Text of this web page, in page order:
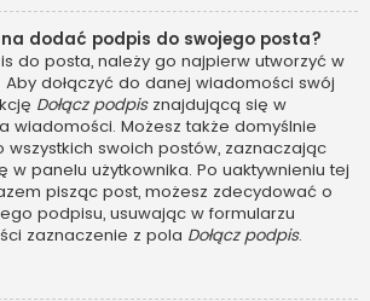
dodać podpis do swojego posta?
do posta, należy go najpierw utworzyć w
dołączyć do danej wiadomości swój
Dołącz podpisznajdującą się w
wiadomości. Możesz także domyślnie
swoich postów, zaznaczając
w panelu użytkownika. Po uaktywnieniu tej
pisząc post, możesz zdecydować o
podpisu, usuwając w formularzu
zaznaczenie z pola Dołącz podpis.